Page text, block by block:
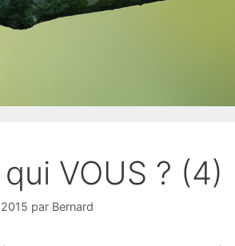
qui VOUS ? (4)
par Bernard